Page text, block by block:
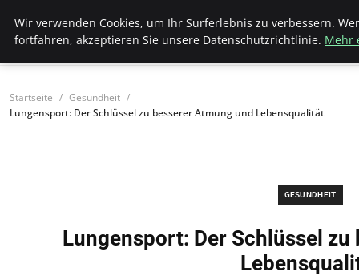
Bistro Grammophon
Startseite
Gesundheit
Lungensport: Der Schlüssel zu besserer Atmung und Lebensqualität
GESUNDHEIT
Lungensport: Der Schlüssel
Wir verwenden Cookies, um Ihr Surferlebnis zu verbessern.
fortfahren, akzeptieren Sie unsere Datenschutzrichtlinie. Mehr